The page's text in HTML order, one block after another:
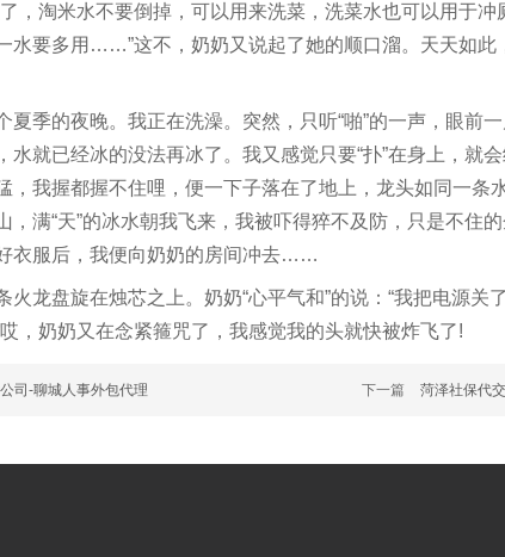
，淘米水不要倒掉，可以用来洗菜，洗菜水也可以用于
水要多用……”这不，奶奶又说起了她的顺口溜。天天如此
季的夜晚。我正在洗澡。突然，只听“啪”的一声，眼前
水就已经冰的没法再冰了。我又感觉只要“扑”在身上，就
，我握都握不住哩，便一下子落在了地上，龙头如同一条
，满“天”的冰水朝我飞来，我被吓得猝不及防，只是不住
衣服后，我便向奶奶的房间冲去……
火龙盘旋在烛芯之上。奶奶“心平气和”的说：“我把电源关
，奶奶又在念紧箍咒了，我感觉我的头就快被炸飞了!
司-聊城人事外包代理 下一篇 菏泽社保代